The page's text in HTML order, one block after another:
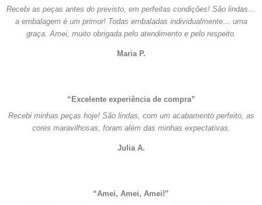
Recebi as peças antes do previsto, em perfeitas condições! São lindas…
a embalagem é um primor! Todas embaladas individualmente… uma
graça. Amei, muito obrigada pelo atendimento e pelo respeito.
Maria P.
“Excelente experiência de compra”
Recebi minhas peças hoje! São lindas, com um acabamento perfeito, as
cores maravilhosas, foram além das minhas expectativas.
Julia A.
“Amei, Amei, Amei!”